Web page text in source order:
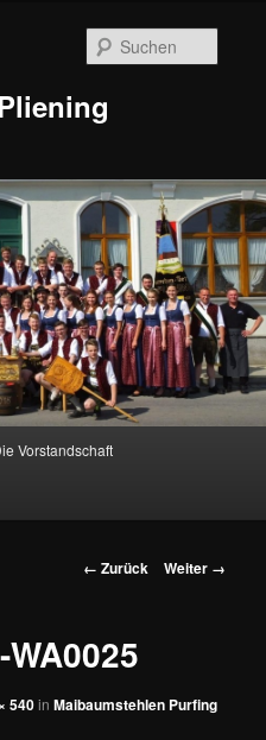
Vorstandschaft
Bilder-
← Zurück Weiter →
540inMaibaumstehlen Purfing